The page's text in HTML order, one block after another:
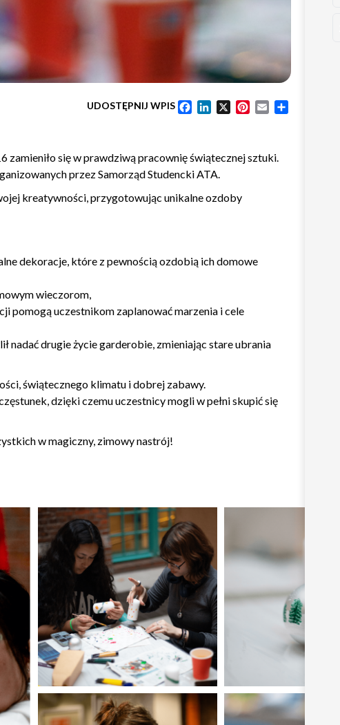
UDOSTĘPNIJ WPIS Facebook
LinkedIn
X Pinterest
Email
się w prawdziwą pracownię świątecznej sztuki.
przez Samorząd Studencki ATA.
kreatywności, przygotowując unikalne ozdoby
dekoracje, które z pewnością ozdobią ich domowe
wieczorom,
pomogą uczestnikom zaplanować marzenia i cele
nadać drugie życie garderobie, zmieniając stare ubrania
świątecznego klimatu i dobrej zabawy.
dzięki czemu uczestnicy mogli w pełni skupić się
w magiczny, zimowy nastrój!